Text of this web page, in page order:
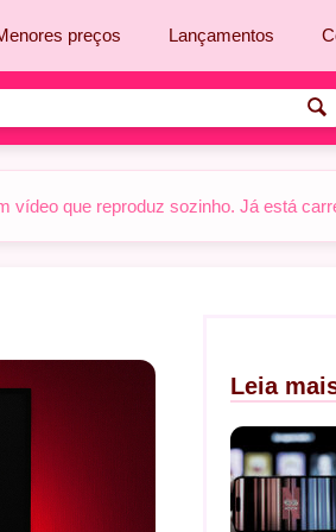
preços Lançamentos
que reproduz sozinho. Já está
Leia